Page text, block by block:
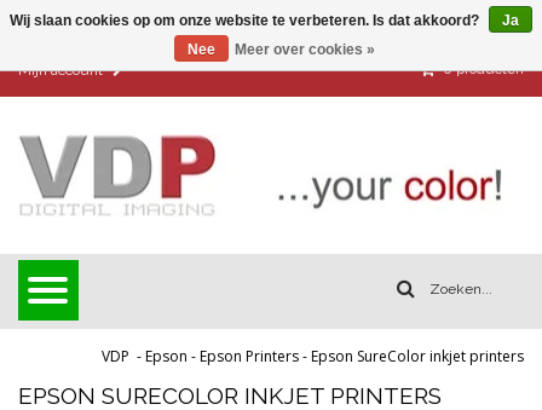
Mijn account 0 producten
VDP -Epson -Epson Printers-Epson SureColor inkjet printers
EPSON SURECOLOR INKJET PRINTERS
Wij slaan cookies op om onze website te verbeteren. Is dat akkoord?
Ja
Nee
Meer over cookies »